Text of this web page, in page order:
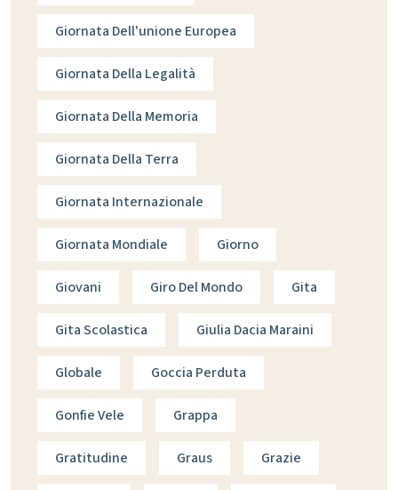
Giornata Dell'unione Europea
Giornata Della Legalità
Giornata Della Memoria
Giornata Della Terra
Giornata Internazionale
Giornata Mondiale Giorno
Giovani Giro Del Mondo Gita
Gita Scolastica Giulia Dacia Maraini
Globale Goccia Perduta
Gonfie Vele Grappa
Gratitudine Graus Grazie